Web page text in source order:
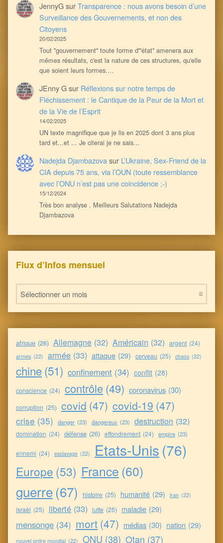
JennyGsurTransparence : nous avons besoin d’une
Surveillance des Gouvernements, et non des
Citoyens
20/02/2025
Tout ''gouvernement'' toute forme d'''état'' amenera aux
mêmes résultats, c'est la nature de ces structures, qu'elle
que soient leurs formes.…
JEnny Gsur Réflexions sur notre temps de
Fléchissement : le Cantique de la Peur de la Mort et
de la Vie de l’Esprit
14/02/2025
UN texte magnifique que je lis en 2025 dont 3 ans plus
tard et...et ... Je citerai je ne sais…
Nadejda Djambazova sur L’Ukraine, Sex-Friend de la
CIA depuis 75 ans, via l’OUN (toute ressemblance
avec l’ONU n’est pas une coincidence ;-)
15/12/2024
Très bon analyse . Meilleurs Salutations Nadejda
Djambazova
Flux d’Infos mensuel
Flux d’Infos mensuel
afrique (26) Allemagne (32) Américain (32) argent (24)
armes (22) armée (33) attaque (29) cerveau (25) chaos (22)
chine(51) confinement (34) conflit (28)
conscience (24) contrôle (49) coronavirus (30)
corruption (25) covid (47) covid-19 (47)
crise (35) danger (23) dangereux (23) destruction (32)
domination (24) défense (26) effondrement (24) empire (23)
ennemi (24) esclavage (22) Etats-Unis (76)
Europe (53) France (60)
guerre(67) histoire (25) humanité (29) iran (22)
israël (25) liberté (33) lutte (25) maladie (29)
mensonge (34) mort (47) médias (30) nation (29)
nouvel ordre mondial (22) ONU (38) Otan (37)